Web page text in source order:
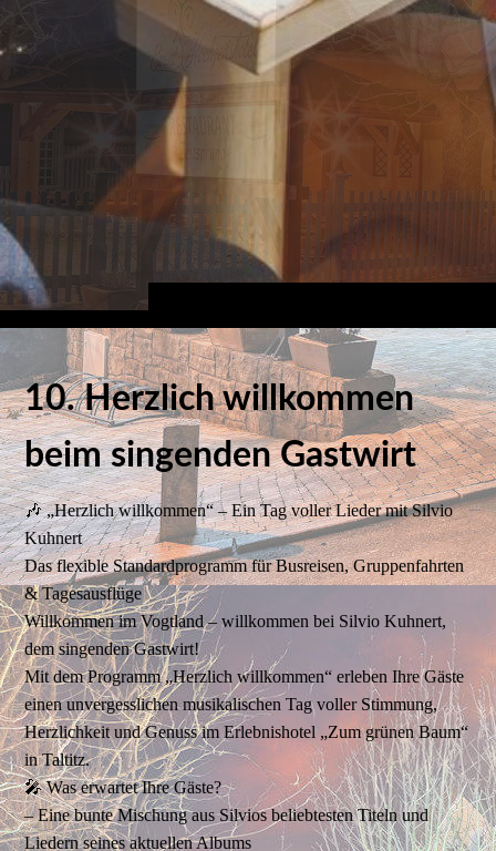
10. Herzlich willkommen
beim singenden Gastwirt
🎶 „Herzlich willkommen“ – Ein Tag voller Lieder mit Silvio
Kuhnert
Das flexible Standardprogramm für Busreisen, Gruppenfahrten
& Tagesausflüge
Willkommen im Vogtland – willkommen bei Silvio Kuhnert,
dem singenden Gastwirt!
Mit dem Programm „Herzlich willkommen“ erleben Ihre Gäste
einen unvergesslichen musikalischen Tag voller Stimmung,
Herzlichkeit und Genuss im Erlebnishotel „Zum grünen Baum“
in Taltitz.
🎤 Was erwartet Ihre Gäste?
– Eine bunte Mischung aus Silvios beliebtesten Titeln und
Liedern seines aktuellen Albums